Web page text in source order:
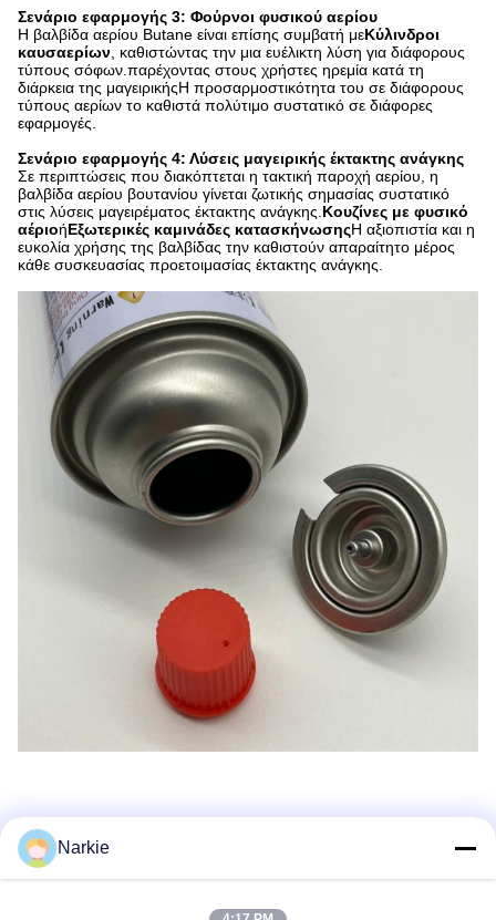
Σενάριο εφαρμογής 3: Φούρνοι φυσικού αερίου
Η βαλβίδα αερίου Butane είναι επίσης συμβατή μεΚύλινδροι
καυσαερίων , καθιστώντας την μια ευέλικτη λύση για διάφορους
τύπους σόφων.παρέχοντας στους χρήστες ηρεμία κατά τη
διάρκεια της μαγειρικήςΗ προσαρμοστικότητα του σε διάφορους
τύπους αερίων το καθιστά πολύτιμο συστατικό σε διάφορες
εφαρμογές.
Σενάριο εφαρμογής 4: Λύσεις μαγειρικής έκτακτης ανάγκης
Σε περιπτώσεις που διακόπτεται η τακτική παροχή αερίου, η
βαλβίδα αερίου βουτανίου γίνεται ζωτικής σημασίας συστατικό
στις λύσεις μαγειρέματος έκτακτης ανάγκης. Κουζίνες με φυσικό
αέριοήΕξωτερικές καμινάδες κατασκήνωσηςΗ αξιοπιστία και η
ευκολία χρήσης της βαλβίδας την καθιστούν απαραίτητο μέρος
κάθε συσκευασίας προετοιμασίας έκτακτης ανάγκης.
Narkie